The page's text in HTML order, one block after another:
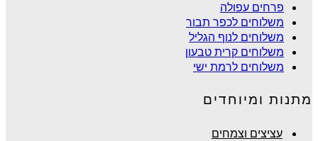
פרחים עפולה
משלוחים לכפר תבור
משלוחים לנוף הגליל
משלוחים קרית טבעון
משלוחים לרמת ישי
מתנות ומיוחדים
עציצים וצמחים